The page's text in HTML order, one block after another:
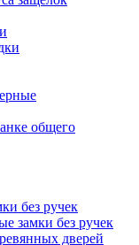
общего
без ручек
замки без ручек
дверей